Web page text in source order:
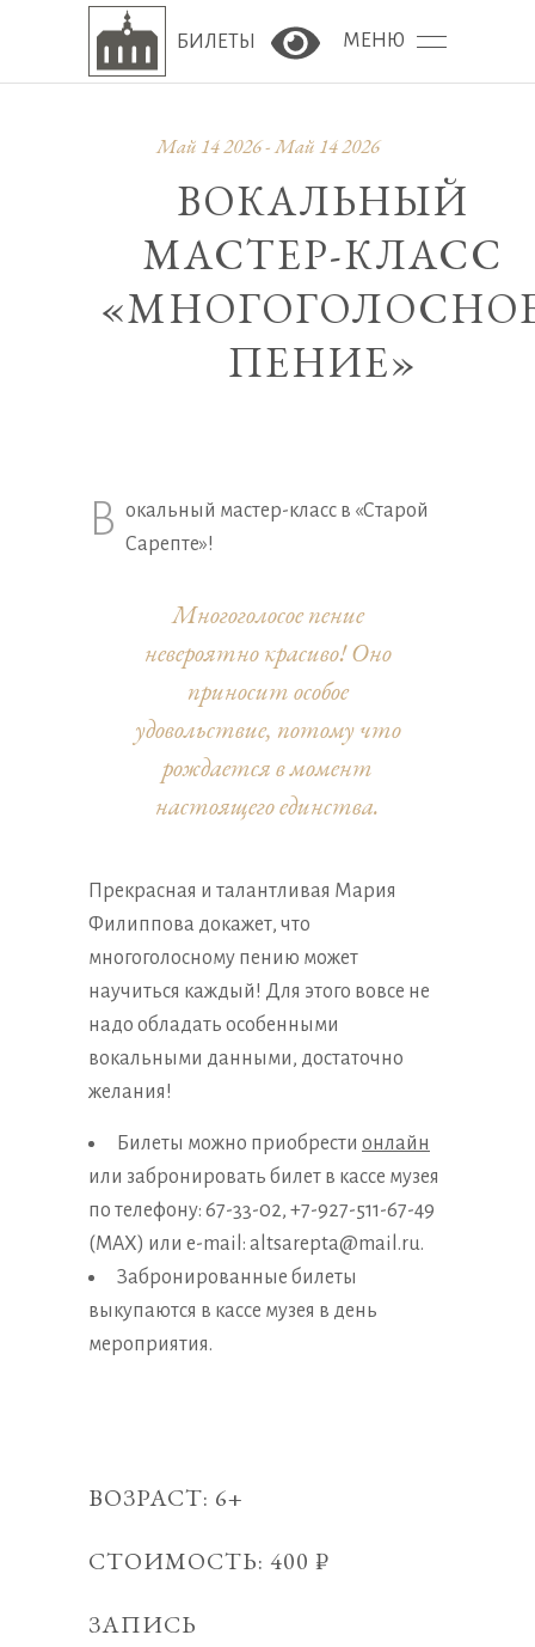
БИЛЕТЫ Версия сайта для
МЕНЮ
Май 14 2026 - Май 14 2026
ВОКАЛЬНЫЙ
МАСТЕР-КЛАСС
ПЕНИЕ»
В окальный мастер-класс в «Старой
Сарепте»!
Многоголосое пение
невероятно красиво! Оно
приносит особое
удовольствие, потому что
рождается в момент
настоящего единства.
Прекрасная и талантливая Мария
Филиппова докажет, что
многоголосному пению может
научиться каждый! Для этого вовсе не
надо обладать особенными
вокальными данными, достаточно
желания!
Билеты можно приобрести онлайн
или забронировать билет в кассе музея
по телефону: 67-33-02, +7-927-511-67-49
(MAX) или e-mail: altsarepta@mail.ru.
Забронированные билеты
выкупаются в кассе музея в день
мероприятия.
ВОЗРАСТ: 6+
СТОИМОСТЬ: 400 ₽
ЗАПИСЬ